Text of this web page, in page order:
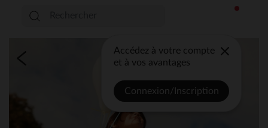
Accédez à votre compte
et à vos avantages
Connexion/Inscription